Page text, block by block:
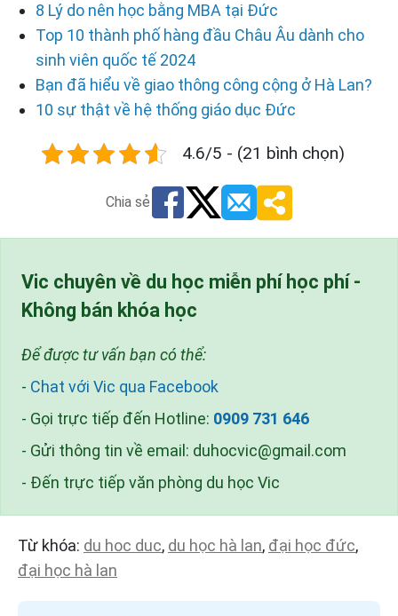
8 Lý do nên học bằng MBA tại Đức
Top 10 thành phố hàng đầu Châu Âu dành cho
sinh viên quốc tế 2024
Bạn đã hiểu về giao thông công cộng ở Hà Lan?
10 sự thật về hệ thống giáo dục Đức
4.6/5 - (21 bình chọn)
Chia sẻ
Vic chuyên về du học miễn phí học phí -
Không bán khóa học
Để được tư vấn bạn có thể:
- Chat với Vic qua Facebook
- Gọi trực tiếp đến Hotline: 0909 731 646
- Gửi thông tin về email: duhocvic@gmail.com
- Đến trực tiếp văn phòng du học Vic
Từ khóa: du hoc duc, du học hà lan, đại học đức,
đại học hà lan